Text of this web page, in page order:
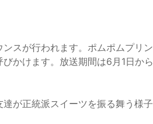
スが行われます。ポムポムプリン
かけます。放送期間は6月1日から
が正統派スイーツを振る舞う様子